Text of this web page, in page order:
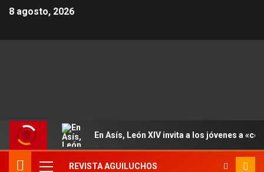
8 agosto, 2026
En Asís, León XIV invita a los jóvenes a
REVISTA AGUILUCHOS